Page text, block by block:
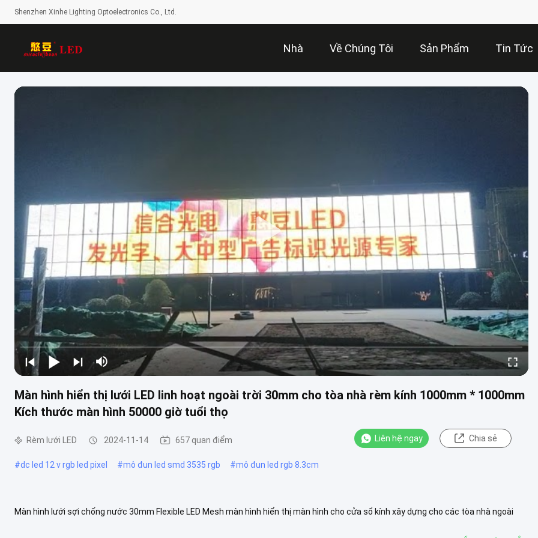
Shenzhen Xinhe Lighting Optoelectronics Co., Ltd.
Nhà Về Chúng Tôi Sản Phẩm Tin Tức
Màn hình hiển thị lưới LED linh hoạt ngoài trời 30mm cho tòa nhà rèm kính 1000mm * 1000mm
Kích thước màn hình 50000 giờ tuổi thọ
Rèm lưới LED 2024-11-14 657 quan điểm Liên hệ ngay Chia sẻ
#dc led 12 v rgb led pixel #mô đun led smd 3535 rgb #mô đun led rgb 8.3cm
Màn hình lưới sợi chống nước 30mm Flexible LED Mesh màn hình hiển thị màn hình cho cửa sổ kính xây dựng cho các tòa nhà ngoài